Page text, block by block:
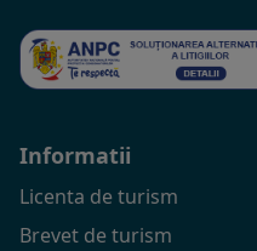
Informatii
Licenta de turism
Brevet de turism